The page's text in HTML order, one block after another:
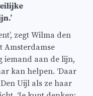
zegt Wilma den
Amsterdamse
iemand aan de lijn,
kan helpen. ‘Daar
Uijl als ze haar